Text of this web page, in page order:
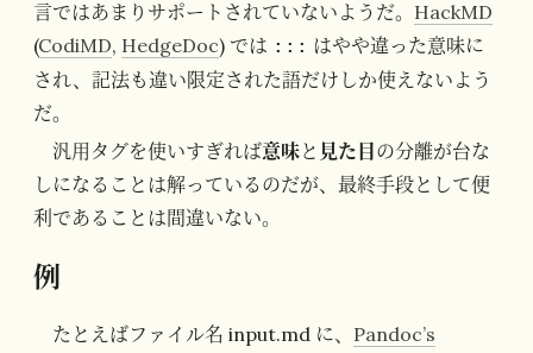
言ではあまりサポートされていないようだ。 HackMD
(CodiMD, HedgeDoc) では ::: はやや違った意味に
され、記法も違い限定された語だけしか使えないよう
だ。
汎用タグを使いすぎれば意味と 見た目の分離が台な
しになることは解っているのだが、最終手段として便
利であることは間違いない。
例
たとえばファイル名 input.md に、 Pandoc’s